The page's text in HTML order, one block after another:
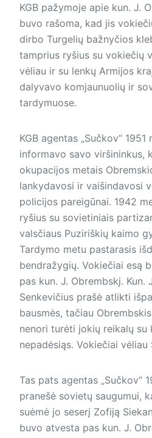
KGB pažymoje apie kun. J.
buvo rašoma, kad jis
dirbo Turgelių bažnyčios
tamprius ryšius su vokiečių
vėliau ir su lenkų Armijos
dalyvavo komjaunuolių ir
tardymuose.
KGB agentas „Sučkov“
informavo savo viršininkus,
okupacijos metais
lankydavosi ir vaišindavosi
policijos pareigūnai. 1942
ryšius su sovietiniais
valsčiaus Puziriškių kaimo
Tardymo metu pastarasis
bendražygių. Vokiečiai esą
pas kun. J. Obrembskį. Kun.
Senkevičius prašė atlikti
bausmės, tačiau
nenori turėti jokių reikalų su
nepadėsiąs. Vokiečiai
Tas pats agentas „Sučkov“
pranešė sovietų saugumui,
suėmė jo seserį Zofiją
buvo atvesta pas kun. J.